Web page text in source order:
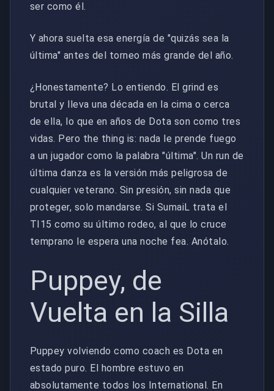
ser como él.
Y ahora suelta esa energía de "quizás sea la
última" antes del torneo más grande del año.
¿Honestamente? Lo entiendo. El grind es
brutal y lleva una década en la cima o cerca
de ella, lo que en años de Dota son como tres
vidas. Pero the thing is: nada le prende fuego
a un jugador como la palabra "última". Un run de
última danza es la versión más peligrosa de
cualquier veterano. Sin presión, sin nada que
proteger, solo mandarse. Si SumaiL trata el
TI15 como su último rodeo, al que lo cruce
temprano le espera una noche fea. Anótalo.
Puppey, de
Vuelta en la Silla
Puppey volviendo como coach es Dota en
estado puro. El hombre estuvo en
absolutamente todos los International. En